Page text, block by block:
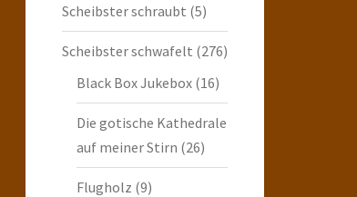
Scheibster schraubt (5)
Scheibster schwafelt (276)
Black Box Jukebox(16)
Die gotische Kathedrale
auf meiner Stirn (26)
Flugholz (9)